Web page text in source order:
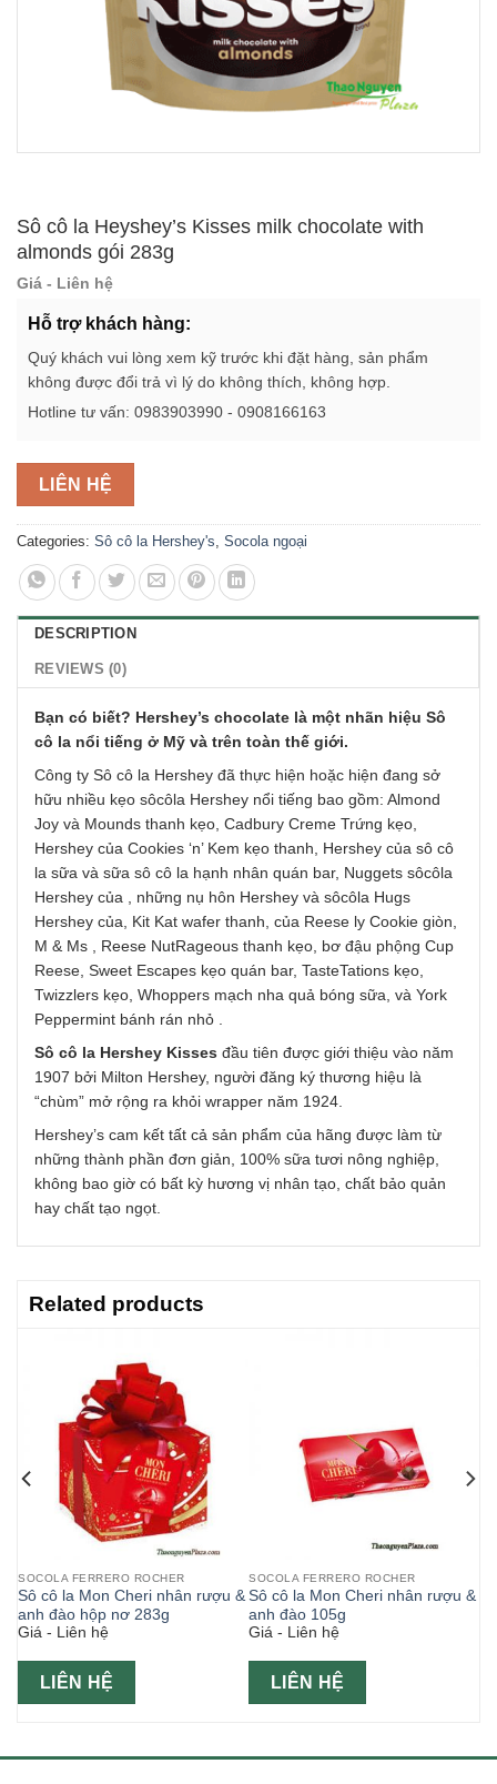
Sô cô la Heyshey’s Kisses milk chocolate with
almonds gói 283g
Giá - Liên hệ
Hỗ trợ khách hàng:
Quý khách vui lòng xem kỹ trước khi đặt hàng, sản phẩm
không được đổi trả vì lý do không thích, không hợp.
Hotline tư vấn: 0983903990 - 0908166163
LIÊN HỆ
Categories: Sô cô la Hershey's Socola ngoại
DESCRIPTION
REVIEWS (0)
Bạn có biết? Hershey’s chocolate là một nhãn hiệu Sô
cô la nổi tiếng ở Mỹ và trên toàn thế giới.
Công ty Sô cô la Hershey đã thực hiện hoặc hiện đang sở
hữu nhiều kẹo sôcôla Hershey nổi tiếng bao gồm: Almond
Joy và Mounds thanh kẹo, Cadbury Creme Trứng kẹo,
Hershey của Cookies ‘n’ Kem kẹo thanh, Hershey của sô cô
la sữa và sữa sô cô la hạnh nhân quán bar, Nuggets sôcôla
Hershey của , những nụ hôn Hershey và sôcôla Hugs
Hershey của, Kit Kat wafer thanh, của Reese ly Cookie giòn,
M & Ms , Reese NutRageous thanh kẹo, bơ đậu phộng Cup
Reese, Sweet Escapes kẹo quán bar, TasteTations kẹo,
Twizzlers kẹo, Whoppers mạch nha quả bóng sữa, và York
Peppermint bánh rán nhỏ .
Sô cô la Hershey Kisses đầu tiên được giới thiệu vào năm
1907 bởi Milton Hershey, người đăng ký thương hiệu là
“chùm” mở rộng ra khỏi wrapper năm 1924.
Hershey’s cam kết tất cả sản phẩm của hãng được làm từ
những thành phần đơn giản, 100% sữa tươi nông nghiệp,
không bao giờ có bất kỳ hương vị nhân tạo, chất bảo quản
hay chất tạo ngọt.
Related products
SOCOLA FERRERO ROCHER
Sô cô la Mon Cheri nhân rượu &
anh đào hộp nơ 283g
Giá - Liên hệ
LIÊN HỆ
SOCOLA FERRERO ROCHER
Sô cô la Mon Cheri nhân rượu &
anh đào 105g
Giá - Liên hệ
LIÊN HỆ